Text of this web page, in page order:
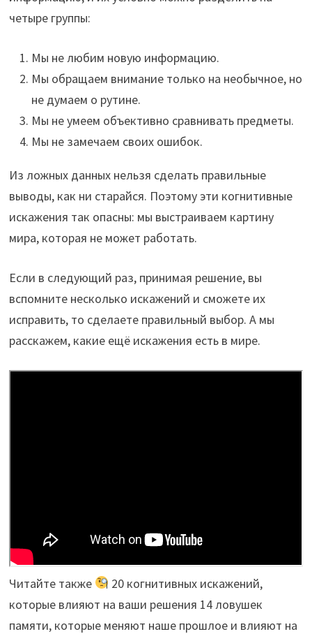
четыре группы:
Мы не любим новую информацию.
Мы обращаем внимание только на необычное, но
не думаем о рутине.
Мы не умеем объективно сравнивать предметы.
Мы не замечаем своих ошибок.
Из ложных данных нельзя сделать правильные
выводы, как ни старайся. Поэтому эти когнитивные
искажения так опасны: мы выстраиваем картину
мира, которая не может работать.
Если в следующий раз, принимая решение, вы
вспомните несколько искажений и сможете их
исправить, то сделаете правильный выбор. А мы
расскажем, какие ещё искажения есть в мире.
Читайте также
20 когнитивных искажений,
которые влияют на ваши решения 14 ловушек
памяти, которые меняют наше прошлое и влияют на